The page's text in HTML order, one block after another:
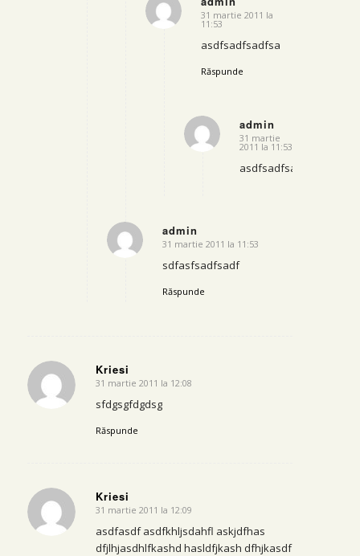
says:
31 martie 2011 la
11:53
asdfsadfsadfsa
Răspunde
admin
says:
31 martie
2011 la 11:53
asdfsadfsadf
admin
says:
31 martie 2011 la 11:53
sdfasfsadfsadf
Răspunde
Kriesi
says:
31 martie 2011 la 12:08
sfdgsgfdgdsg
Răspunde
Kriesi
says:
31 martie 2011 la 12:09
asdfasdf asdfkhljsdahfl askjdfhas
dfjlhjasdhlfkashd hasldfjkash dfhjkasdf